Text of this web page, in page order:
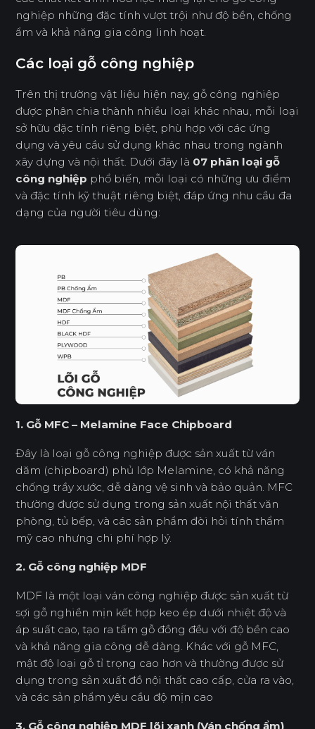
nghiệp những đặc tính vượt trội như độ bền, chống
ẩm và khả năng gia công linh hoạt.
Các loại gỗ công nghiệp
Trên thị trường vật liệu hiện nay, gỗ công nghiệp
được phân chia thành nhiều loại khác nhau, mỗi loại
sở hữu đặc tính riêng biệt, phù hợp với các ứng
dụng và yêu cầu sử dụng khác nhau trong ngành
xây dựng và nội thất. Dưới đây là 07 phân loại gỗ
công nghiệp phổ biến, mỗi loại có những ưu điểm
và đặc tính kỹ thuật riêng biệt, đáp ứng nhu cầu đa
dạng của người tiêu dùng:
1. Gỗ MFC – Melamine Face Chipboard
Đây là loại gỗ công nghiệp được sản xuất từ ván
dăm (chipboard) phủ lớp Melamine, có khả năng
chống trầy xước, dễ dàng vệ sinh và bảo quản. MFC
thường được sử dụng trong sản xuất nội thất văn
phòng, tủ bếp, và các sản phẩm đòi hỏi tính thẩm
mỹ cao nhưng chi phí hợp lý.
2. Gỗ công nghiệp MDF
MDF là một loại ván công nghiệp được sản xuất từ
sợi gỗ nghiền mịn kết hợp keo ép dưới nhiệt độ và
áp suất cao, tạo ra tấm gỗ đồng đều với độ bền cao
và khả năng gia công dễ dàng. Khác với gỗ MFC,
mật độ loại gỗ tỉ trọng cao hơn và thường được sử
dụng trong sản xuất đồ nội thất cao cấp, cửa ra vào,
và các sản phẩm yêu cầu độ mịn cao
3. Gỗ công nghiệp MDF lõi xanh (Ván chống ẩm)